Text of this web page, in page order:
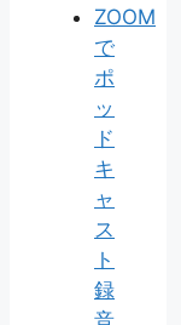
ZOOM
で
ポ
ッ
ド
キ
ャ
ス
ト
録
音